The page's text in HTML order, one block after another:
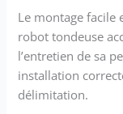
Le montage facile
robot tondeuse
l’entretien de sa
installation
délimitation.